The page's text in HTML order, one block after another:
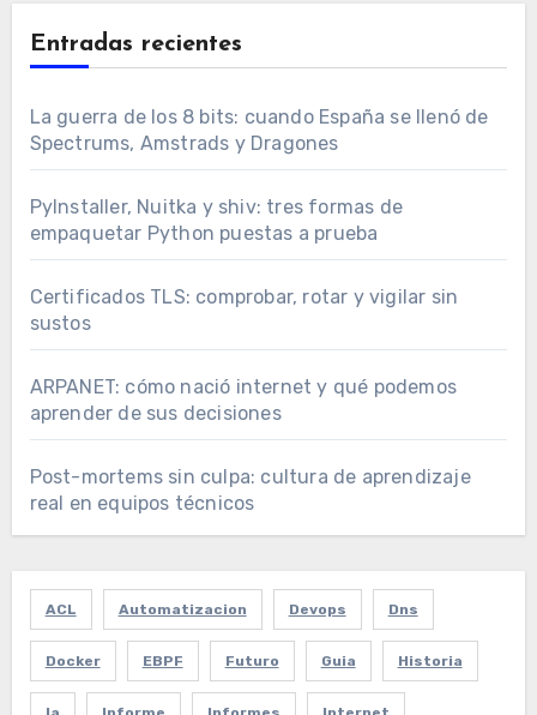
Entradas recientes
La guerra de los 8 bits: cuando España se llenó de
Spectrums, Amstrads y Dragones
PyInstaller, Nuitka y shiv: tres formas de
empaquetar Python puestas a prueba
Certificados TLS: comprobar, rotar y vigilar sin
sustos
ARPANET: cómo nació internet y qué podemos
aprender de sus decisiones
Post-mortems sin culpa: cultura de aprendizaje
real en equipos técnicos
ACL Automatizacion Devops Dns
Docker EBPF Futuro Guia Historia